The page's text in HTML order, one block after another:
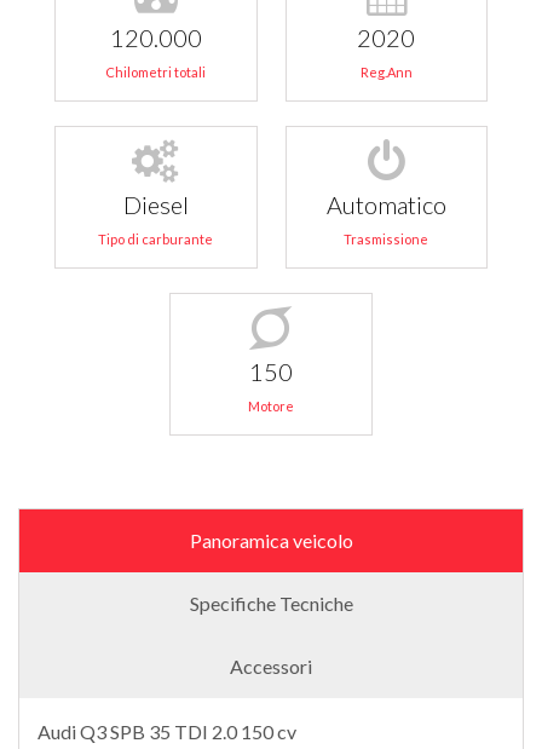
120.000
Chilometri totali
2020
Reg.Ann
Diesel
Tipo di carburante
Automatico
Trasmissione
150
Motore
Panoramica veicolo
Specifiche Tecniche
Accessori
Audi Q3 SPB 35 TDI 2.0 150 cv